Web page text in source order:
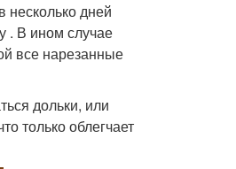
несколько дней
. В ином случае
все нарезанные
дольки, или
только облегчает